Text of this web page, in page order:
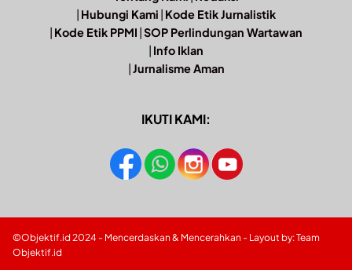
| Hubungi Kami | Kode Etik Jurnalistik
| Kode Etik PPMI |SOP Perlindungan Wartawan
| Info Iklan
|Jurnalisme Aman
IKUTI KAMI:
©Objektif.id 2024 - Mencerdaskan & Mencerahkan - Layout by: Team
Objektif.id